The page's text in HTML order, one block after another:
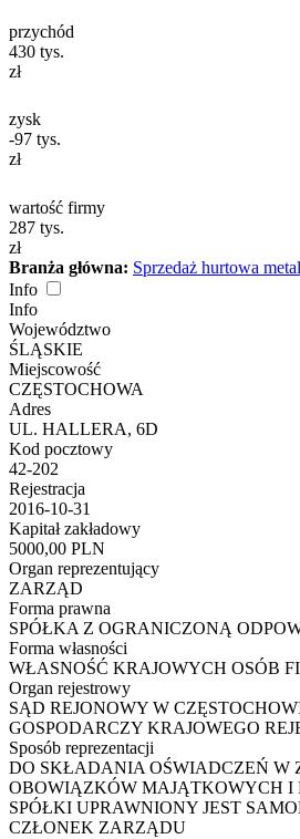
przychód
430 tys.
zł
zysk
-97 tys.
zł
wartość firmy
287 tys.
zł
Branża główna: Sprzedaż hurtowa
Info
Info
Województwo
ŚLĄSKIE
Miejscowość
CZĘSTOCHOWA
Adres
UL. HALLERA, 6D
Kod pocztowy
42-202
Rejestracja
2016-10-31
Kapitał zakładowy
5000,00 PLN
Organ reprezentujący
ZARZĄD
Forma prawna
SPÓŁKA Z OGRANICZONĄ
Forma własności
WŁASNOŚĆ KRAJOWYCH OSÓB
Organ rejestrowy
SĄD REJONOWY W
GOSPODARCZY KRAJOWEGO
Sposób reprezentacji
DO SKŁADANIA OŚWIADCZEŃ W
OBOWIĄZKÓW MAJĄTKOWYCH I
SPÓŁKI UPRAWNIONY JEST
CZŁONEK ZARZĄDU